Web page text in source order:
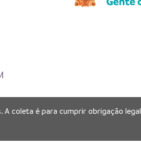
coleta é para cumprir obrigação legal,